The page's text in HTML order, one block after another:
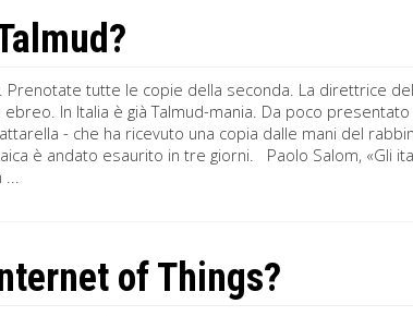
Prenotate tutte le copie della seconda. La direttrice
In Italia è già Talmud-mania. Da poco
- che ha ricevuto una copia dalle mani del
è andato esaurito in tre giorni. Paolo Salom, «Gli
...
of Things?